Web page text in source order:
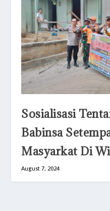
Sosialisasi
Babinsa
Masyarkat Di
August 7, 2024